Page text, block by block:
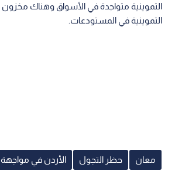
التموينية متواجدة في الأسواق وهناك مخزون
التموينية في المستودعات.
معان حظر التجول الأردن في مواجهة